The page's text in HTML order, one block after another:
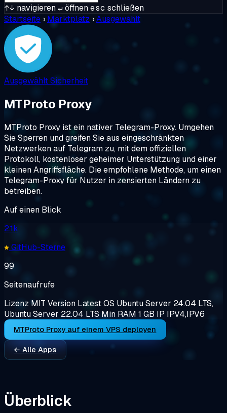
↑↓ navigieren↵öffnenesc schließen
Startseite › Marktplatz ›Ausgewählt
AusgewähltSicherheit
MTProto Proxy
MTProto Proxy ist ein nativer Telegram-Proxy. Umgehen
Sie Sperren und greifen Sie aus eingeschränkten
Netzwerken auf Telegram zu, mit dem offiziellen
Protokoll, kostenloser geheimer Unterstützung und einer
kleinen Angriffsfläche. Die empfohlene Methode, um einen
Telegram-Proxy für Nutzer in zensierten Ländern zu
betreiben.
Auf einen Blick
2.1k
GitHub-Sterne
99
Seitenaufrufe
Lizenz MIT Version LatestOS Ubuntu Server 24.04 LTS,
Ubuntu Server 22.04 LTSMin RAM 1 GB IP IPV4,IPV6
MTProto Proxy auf einem VPS deployen
← Alle Apps
Überblick